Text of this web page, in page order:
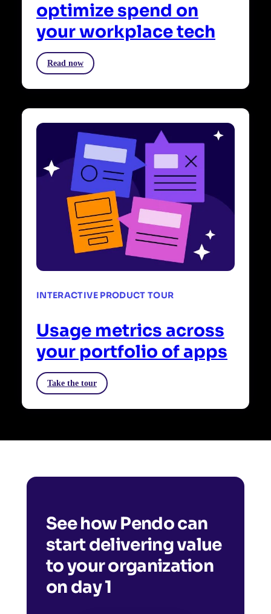
optimize spend on
your workplace tech
Read now
INTERACTIVE PRODUCT TOUR
Usage metrics across
your portfolio of apps
Take the tour
See how Pendo can
start delivering value
to your organization
on day 1